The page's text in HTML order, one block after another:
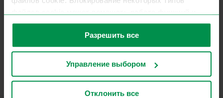
услуг, предоставляемых вам на сайте.
Для получения дополнительной информации
ознакомьтесь с нашей политикой
конфиденциальности
Разрешить все
Управление выбором
Отклонить все